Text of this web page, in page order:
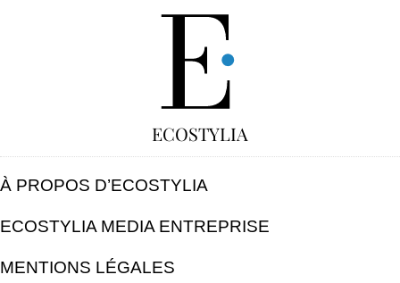
ECOSTYLIA
À PROPOS D’ECOSTYLIA
ECOSTYLIA MEDIA ENTREPRISE
MENTIONS LÉGALES